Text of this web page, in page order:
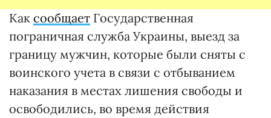
Как сообщает Государственная
пограничная служба Украины, выезд за
границу мужчин, которые были сняты с
воинского учета в связи с отбыванием
наказания в местах лишения свободы и
освободились, во время действия